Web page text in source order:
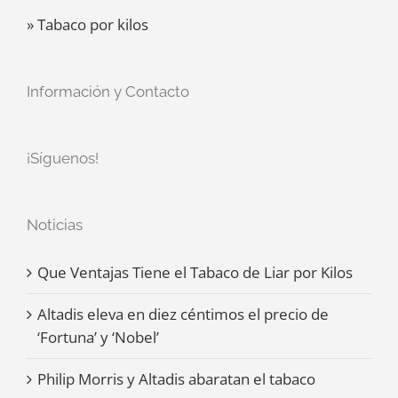
» Tabaco por kilos
Información y Contacto
¡Síguenos!
Noticias
Que Ventajas Tiene el Tabaco de Liar por Kilos
Altadis eleva en diez céntimos el precio de
‘Fortuna’ y ‘Nobel’
Philip Morris y Altadis abaratan el tabaco